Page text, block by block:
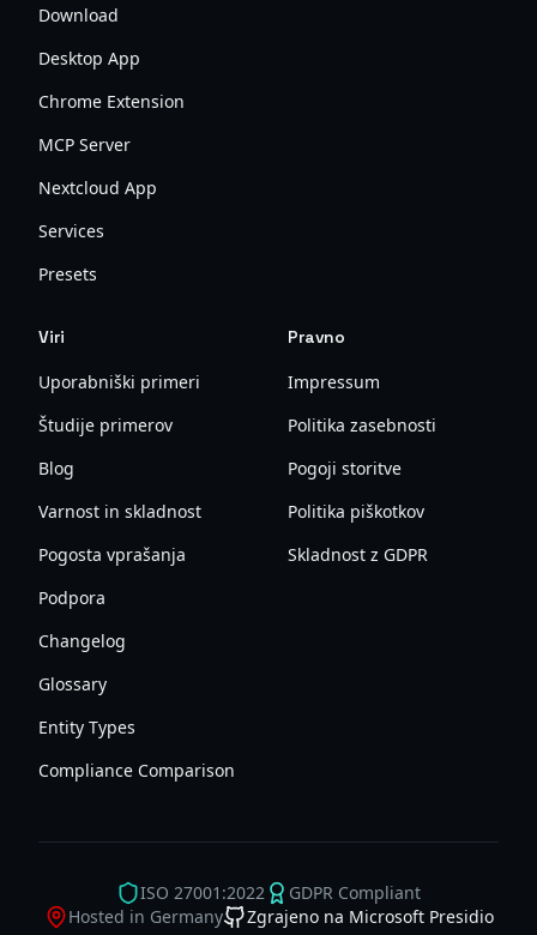
Download
Desktop App
Chrome Extension
MCP Server
Nextcloud App
Services
Presets
Viri
Uporabniški primeri
Študije primerov
Blog
Varnost in skladnost
Pogosta vprašanja
Podpora
Changelog
Glossary
Entity Types
Compliance Comparison
Pravno
Impressum
Politika zasebnosti
Pogoji storitve
Politika piškotkov
Skladnost z GDPR
ISO 27001:2022
GDPR Compliant
Hosted in Germany
Zgrajeno na Microsoft Presidio